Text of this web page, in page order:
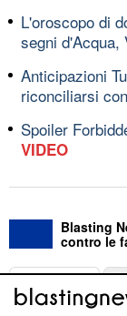
L'oroscopo di
segni d'Acqua,
Anticipazioni
riconciliarsi
Spoiler
VIDEO
Blasting
contro le
ABOUT